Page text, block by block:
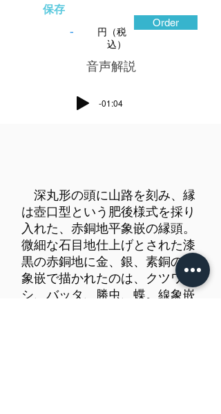
保存
-
円（税
込）
Order
​音声解説
-01:04
深丸形の頭に山路を刻み、縁
は壺口型という肥後様式を採り
入れた、赤銅地平象嵌の縁頭。
微細な石目地仕上げとされた漆
黒の赤銅地に金、銀、素銅の平
象嵌で描かれたのは、クツワム
シ、バッタ、勝虫、蝶。線象嵌